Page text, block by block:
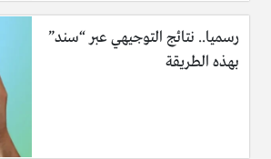
رسميا.. نتائج التوجيهي عبر “سند”
بهذه الطريقة